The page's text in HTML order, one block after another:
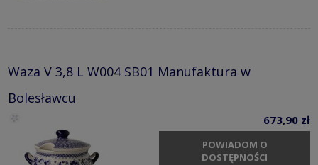
Waza V 3,8 L W004 SB01 Manufaktura w
Bolesławcu
673,90 zł
POWIADOM O
DOSTĘPNOŚCI